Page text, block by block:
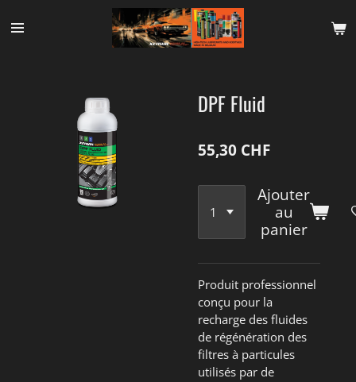
au
DPF Fluid
55,30 CHF
Ajouter
au
panier
Produit professionnel
conçu pour la
recharge des fluides
de régénération des
filtres à particules
utilisés par de